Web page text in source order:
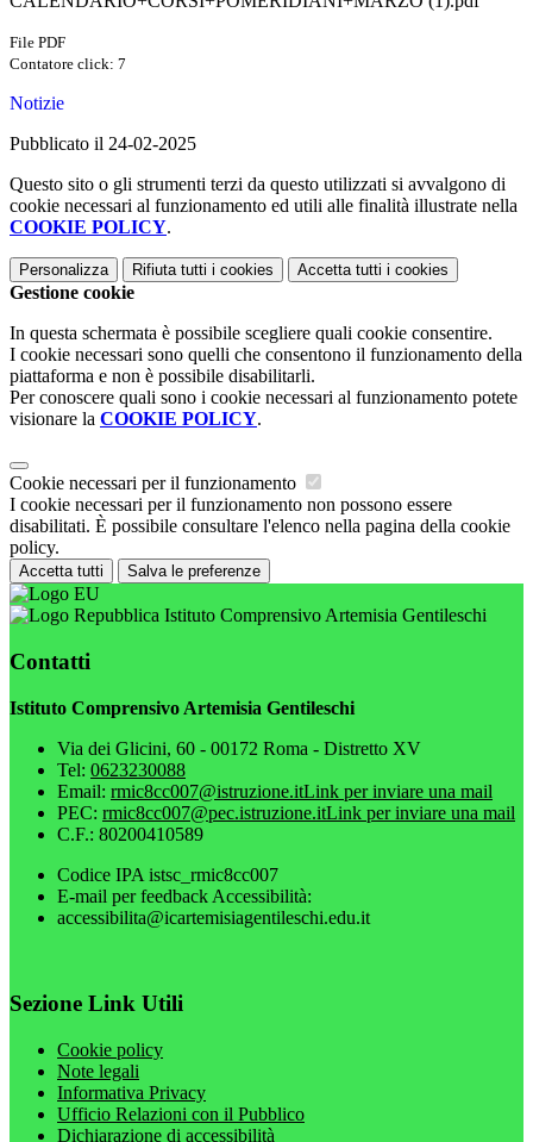
File PDF
Contatore click: 7
Notizie
Pubblicato il 24-02-2025
Questo sito o gli strumenti terzi da questo utilizzati si avvalgono di
cookie necessari al funzionamento ed utili alle finalità illustrate nella
COOKIE POLICY.
Personalizza Rifiuta tutti i cookies Accetta tutti i cookies
Gestione cookie
In questa schermata è possibile scegliere quali cookie consentire.
I cookie necessari sono quelli che consentono il funzionamento della
piattaforma e non è possibile disabilitarli.
Per conoscere quali sono i cookie necessari al funzionamento potete
visionare la COOKIE POLICY.
Cookie necessari per il funzionamento
I cookie necessari per il funzionamento non possono essere
disabilitati. È possibile consultare l'elenco nella pagina della cookie
policy.
Accetta tutti Salva le preferenze
Istituto Comprensivo Artemisia Gentileschi
Contatti
Istituto Comprensivo Artemisia Gentileschi
Via dei Glicini, 60 - 00172 Roma - Distretto XV
Tel: 0623230088
Email: rmic8cc007@istruzione.itLink per inviare una mail
PEC: rmic8cc007@pec.istruzione.itLink per inviare una mail
C.F.: 80200410589
Codice IPA istsc_rmic8cc007
E-mail per feedback Accessibilità:
accessibilita@icartemisiagentileschi.edu.it
Sezione Link Utili
Cookie policy
Note legali
Informativa Privacy
Ufficio Relazioni con il Pubblico
Dichiarazione di accessibilità